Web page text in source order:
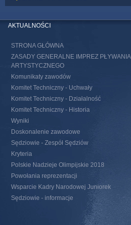
AKTUALNOŚCI
STRONA GŁÓWNA
ZASADY GENERALNE IMPREZ PŁYWANIA
ARTYSTYCZNEGO
Komunikaty zawodów
Komitet Techniczny - Uchwały
Komitet Techniczny - Działalność
Komitet Techniczny - Historia
Wyniki
Doskonalenie zawodowe
Sędziowie - Zespół Sędziów
Kryteria
Polskie Nadzieje Olimpijskie 2018
Powołania reprezentacji
Wsparcie Kadry Narodowej Juniorek
Sędziowie - informacje